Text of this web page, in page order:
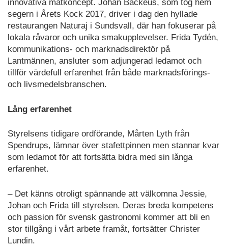
innovativa matkoncept. Johan Backéus, som tog hem
segern i Årets Kock 2017, driver i dag den hyllade
restaurangen Naturaj i Sundsvall, där han fokuserar på
lokala råvaror och unika smakupplevelser. Frida Tydén,
kommunikations- och marknadsdirektör på
Lantmännen, ansluter som adjungerad ledamot och
tillför värdefull erfarenhet från både marknadsförings-
och livsmedelsbranschen.
Lång erfarenhet
Styrelsens tidigare ordförande, Mårten Lyth från
Spendrups, lämnar över stafettpinnen men stannar kvar
som ledamot för att fortsätta bidra med sin långa
erfarenhet.
– Det känns otroligt spännande att välkomna Jessie,
Johan och Frida till styrelsen. Deras breda kompetens
och passion för svensk gastronomi kommer att bli en
stor tillgång i vårt arbete framåt, fortsätter Christer
Lundin.